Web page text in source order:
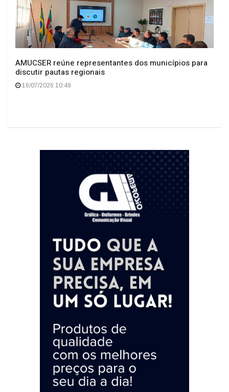
AMUCSER reúne representantes dos municípios para
discutir pautas regionais
16/07/2026 10:49